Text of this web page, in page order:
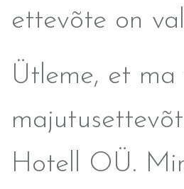
ettevõte on
Ütleme, et
Hotell OÜ.